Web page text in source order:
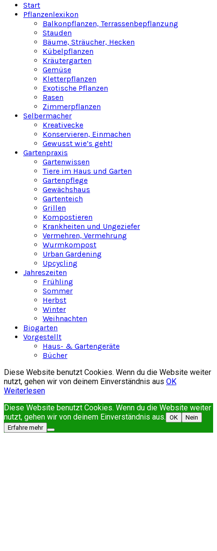
Start
Pflanzenlexikon
Balkonpflanzen, Terrassenbepflanzung
Stauden
Bäume, Sträucher, Hecken
Kübelpflanzen
Kräutergarten
Gemüse
Kletterpflanzen
Exotische Pflanzen
Rasen
Zimmerpflanzen
Selbermacher
Kreativecke
Konservieren, Einmachen
Gewusst wie’s geht!
Gartenpraxis
Gartenwissen
Tiere im Haus und Garten
Gartenpflege
Gewächshaus
Gartenteich
Grillen
Kompostieren
Krankheiten und Ungeziefer
Vermehren, Vermehrung
Wurmkompost
Urban Gardening
Upcycling
Jahreszeiten
Frühling
Sommer
Herbst
Winter
Weihnachten
Biogarten
Vorgestellt
Haus- & Gartengeräte
Bücher
Diese Website benutzt Cookies. Wenn du die Website weiter
nutzt, gehen wir von deinem Einverständnis aus OK
Weiterlesen
Diese Website benutzt Cookies. Wenn du die Website weiter
nutzt, gehen wir von deinem Einverständnis aus. OK
Nein
Erfahre mehr